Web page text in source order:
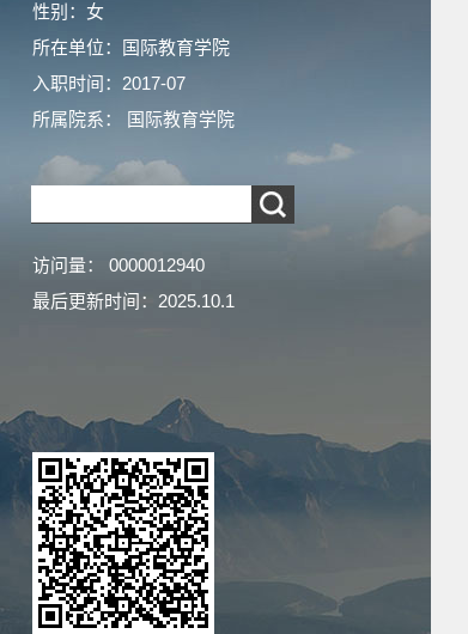
性别：女
所在单位：国际教育学院
入职时间：2017-07
所属院系： 国际教育学院
访问量： 0000012940
最后更新时间： 2025.10.1